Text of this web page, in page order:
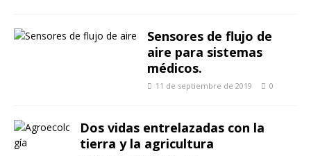
Sensores de flujo de
aire para sistemas
médicos.
11 de septiembre de 2019 0
Dos vidas entrelazadas con la
tierra y la agricultura